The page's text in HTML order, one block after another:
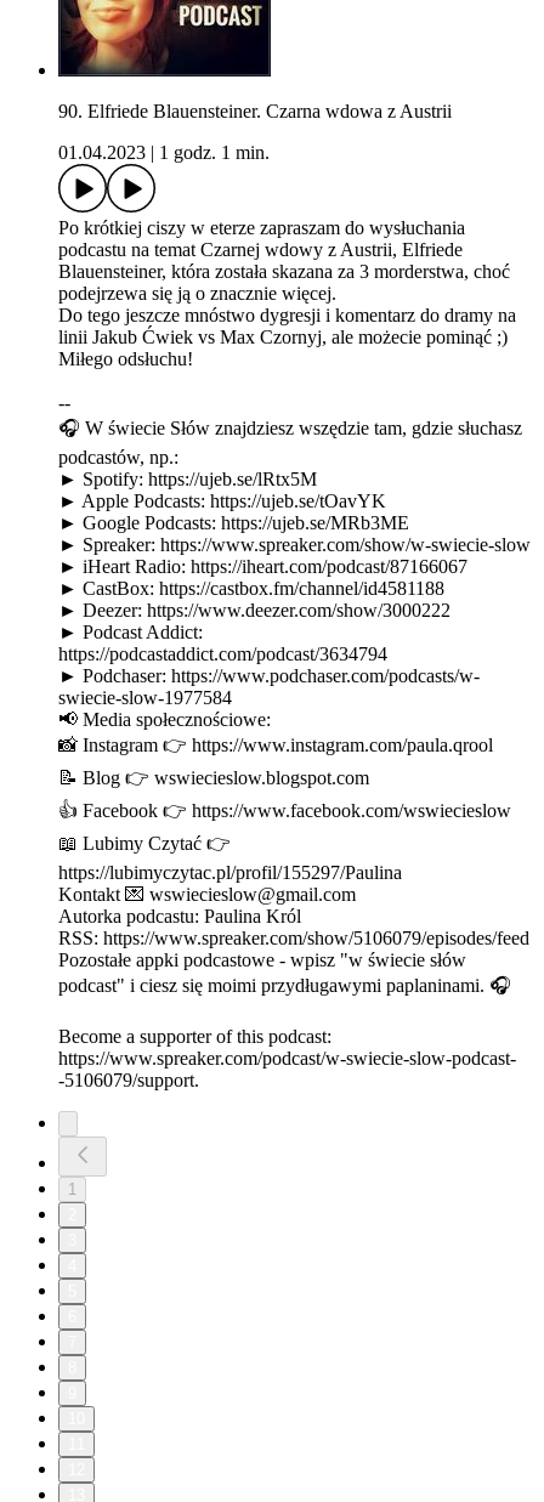
90. Elfriede Blauensteiner. Czarna wdowa z Austrii
01.04.2023
1 godz. 1 min.
Po krótkiej ciszy w eterze zapraszam do wysłuchania
podcastu na temat Czarnej wdowy z Austrii, Elfriede
Blauensteiner, która została skazana za 3 morderstwa, choć
podejrzewa się ją o znacznie więcej.
Do tego jeszcze mnóstwo dygresji i komentarz do dramy na
linii Jakub Ćwiek vs Max Czornyj, ale możecie pominąć ;)
Miłego odsłuchu!
--
🎧 W świecie Słów znajdziesz wszędzie tam, gdzie słuchasz
podcastów, np.:
► Spotify: https://ujeb.se/lRtx5M
► Apple Podcasts: https://ujeb.se/tOavYK
► Google Podcasts: https://ujeb.se/MRb3ME
► Spreaker: https://www.spreaker.com/show/w-swiecie-slow
► iHeart Radio: https://iheart.com/podcast/87166067
► CastBox: https://castbox.fm/channel/id4581188
► Deezer: https://www.deezer.com/show/3000222
► Podcast Addict:
https://podcastaddict.com/podcast/3634794
► Podchaser: https://www.podchaser.com/podcasts/w-
swiecie-slow-1977584
📢 Media społecznościowe:
📸 Instagram 👉 https://www.instagram.com/paula.qrool
📝 Blog 👉 wswiecieslow.blogspot.com
👍 Facebook 👉 https://www.facebook.com/wswiecieslow
📖 Lubimy Czytać 👉
https://lubimyczytac.pl/profil/155297/Paulina
Kontakt 💌 wswiecieslow@gmail.com
Autorka podcastu: Paulina Król
RSS: https://www.spreaker.com/show/5106079/episodes/feed
Pozostałe appki podcastowe - wpisz "w świecie słów
podcast" i ciesz się moimi przydługawymi paplaninami. 🎧
Become a supporter of this podcast:
https://www.spreaker.com/podcast/w-swiecie-slow-podcast-
-5106079/support.
1